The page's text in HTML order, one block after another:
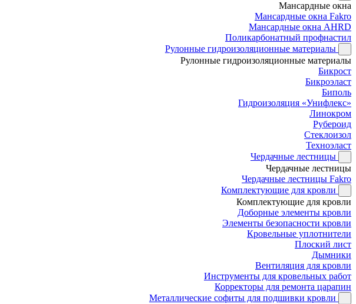
Мансардные окна
Мансардные окна Fakro
Мансардные окна AHRD
Поликарбонатный профнастил
Рулонные гидроизоляционные материалы
Рулонные гидроизоляционные материалы
Бикрост
Бикроэласт
Биполь
Гидроизоляция «Унифлекс»
Линокром
Рубероид
Стеклоизол
Техноэласт
Чердачные лестницы
Чердачные лестницы
Чердачные лестницы Fakro
Комплектующие для кровли
Комплектующие для кровли
Доборные элементы кровли
Элементы безопасности кровли
Кровельные уплотнители
Плоский лист
Дымники
Вентиляция для кровли
Инструменты для кровельных работ
Корректоры для ремонта царапин
Металлические софиты для подшивки кровли